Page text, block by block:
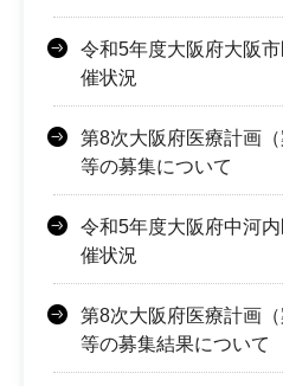
令和5年度大阪府大阪
催状況
第8次大阪府医療計画
等の募集について
令和5年度大阪府中河
催状況
第8次大阪府医療計画
等の募集結果について